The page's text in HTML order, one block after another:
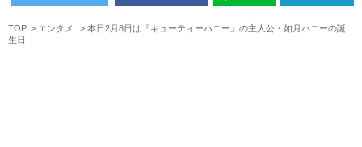
TOP エンタメ
本日2月8日は『キューティーハニー』の主人公・如月ハニーの誕
生日